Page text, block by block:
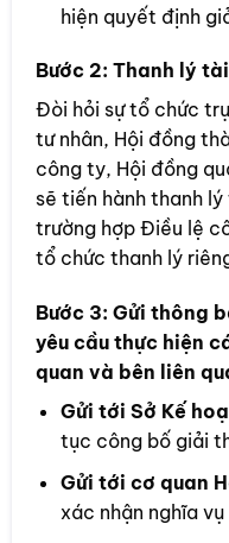
hiện quyết định
Bước 2: Thanh lý
Đòi hỏi sự tổ chức
tư nhân, Hội đồng
công ty, Hội đồng
sẽ tiến hành thanh
trường hợp Điều lệ
tổ chức thanh lý
Bước 3: Gửi thông
yêu cầu thực hiện
quan và bên liên
Gửi tới Sở Kế
tục công bố giải
Gửi tới cơ quan
xác nhận nghĩa